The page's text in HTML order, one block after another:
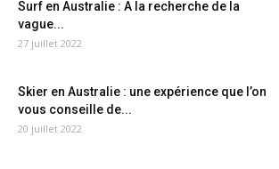
Surf en Australie : A la recherche de la
vague...
27 juillet 2022
Skier en Australie : une expérience que l’on
vous conseille de...
20 juillet 2022